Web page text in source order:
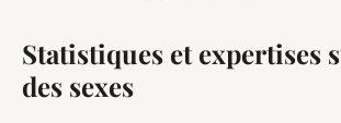
Statistiques et expertises
des sexes